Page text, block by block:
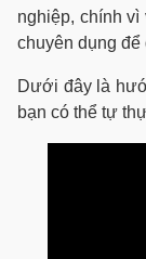
nghiệp, chính vì
chuyên dụng để
Dưới đây là
bạn có thể tự